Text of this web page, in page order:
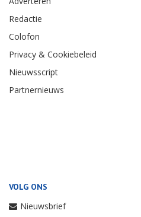
Redactie
Colofon
Privacy & Cookiebeleid
Nieuwsscript
Partnernieuws
VOLG ONS
Nieuwsbrief